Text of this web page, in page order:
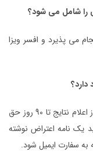
می پذیرد و افسر ویزا
بله حق اعتراض به ریجکتی ویزا وجود دارد. بعد از اعلام نتایج تا 90 روز حق
یک نامه اعتراض نوشته
به سفارت ایمیل شود.